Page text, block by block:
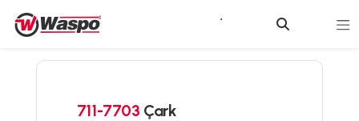
711-7703 Çark